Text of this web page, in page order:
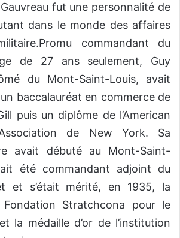
fut une personnalité de
dans le monde des affaires
commandant du
de 27 ans seulement, Guy
du Mont-Saint-Louis, avait
baccalauréat en commerce de
puis un diplôme de l’American
de New York. Sa
avait débuté au Mont-Saint-
été commandant adjoint du
et s’était mérité, en 1935, la
Stratchcona pour le
la médaille d’or de l’institution